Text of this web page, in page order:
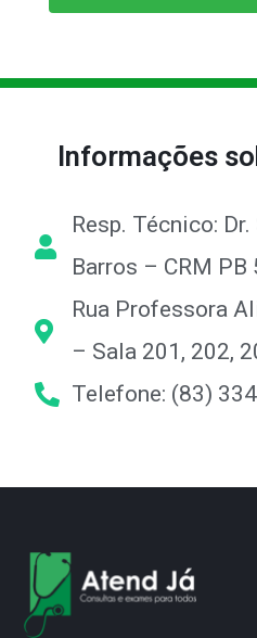
Informações
Resp. Técnico:
Barros – CRM PB
Rua Professora
– Sala 201, 202,
Telefone: (83)